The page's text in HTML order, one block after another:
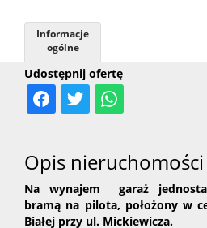
Udostępnij ofertę
Informacje
ogólne
Opis nieruchomości
Na wynajem garaż
bramą na pilota, położony w
Białej przy ul. Mickiewicza.